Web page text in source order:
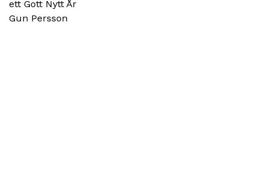
ett Gott Nytt År
Gun Persson